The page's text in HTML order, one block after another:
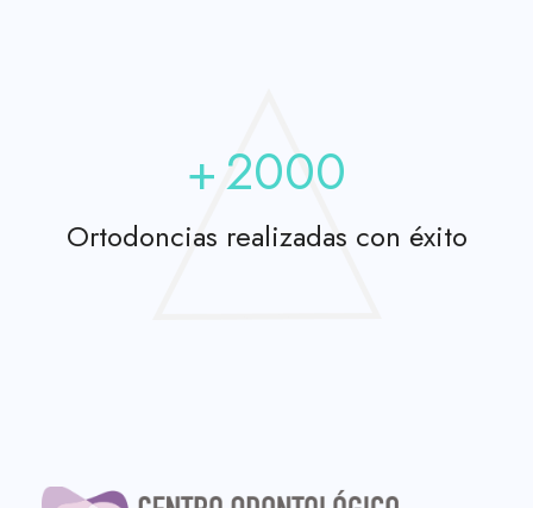
+2000
Ortodoncias realizadas con éxito